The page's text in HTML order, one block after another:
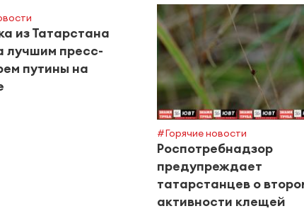
из Татарстана
лучшим пресс-
путины на
#Горячие новости
Роспотребнадзор
предупреждает
татарстанцев о
активности клещей